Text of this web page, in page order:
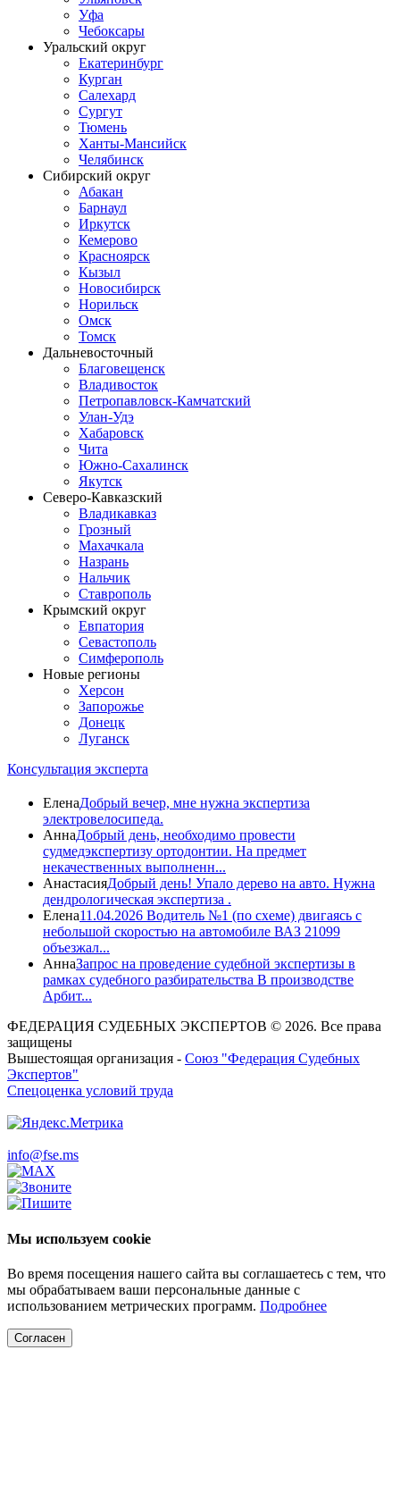
Уфа
Чебоксары
Уральский округ
Екатеринбург
Курган
Салехард
Сургут
Тюмень
Ханты-Мансийск
Челябинск
Сибирский округ
Абакан
Барнаул
Иркутск
Кемерово
Красноярск
Кызыл
Новосибирск
Норильск
Омск
Томск
Дальневосточный
Благовещенск
Владивосток
Петропавловск-Камчатский
Улан-Удэ
Хабаровск
Чита
Южно-Сахалинск
Якутск
Северо-Кавказский
Владикавказ
Грозный
Махачкала
Назрань
Нальчик
Ставрополь
Крымский округ
Евпатория
Севастополь
Симферополь
Новые регионы
Херсон
Запорожье
Донецк
Луганск
Консультация эксперта
ЕленаДобрый вечер, мне нужна экспертиза
электровелосипеда.
АннаДобрый день, необходимо провести
судмедэкспертизу ортодонтии. На предмет
некачественных выполненн...
АнастасияДобрый день! Упало дерево на авто. Нужна
дендрологическая экспертиза .
Елена11.04.2026 Водитель №1 (по схеме) двигаясь с
небольшой скоростью на автомобиле ВАЗ 21099
объезжал...
АннаЗапрос на проведение судебной экспертизы в
рамках судебного разбирательства В производстве
Арбит...
ФЕДЕРАЦИЯ СУДЕБНЫХ ЭКСПЕРТОВ © 2026. Все права
защищены
Вышестоящая организация - Союз "Федерация Судебных
Экспертов"
Спецоценка условий труда
info@fse.ms
Мы используем cookie
Во время посещения нашего сайта вы соглашаетесь с тем, что
мы обрабатываем ваши персональные данные с
использованием метрических программ. Подробнее
Согласен